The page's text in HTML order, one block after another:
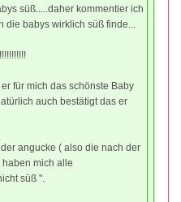
süß.....daher kommentier ich
die babys wirklich süß finde...
für mich das schönste Baby
auch bestätigt das er
angucke ( also die nach der
haben mich alle
süß ".